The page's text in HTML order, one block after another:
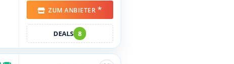
ZUM ANBIETER *
DEALS 8